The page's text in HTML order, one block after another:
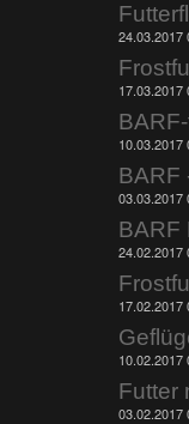
24.03.2017
17.03.2017
10.03.2017
03.03.2017
BARF
24.02.2017
17.02.2017
10.02.2017
Futter
03.02.2017